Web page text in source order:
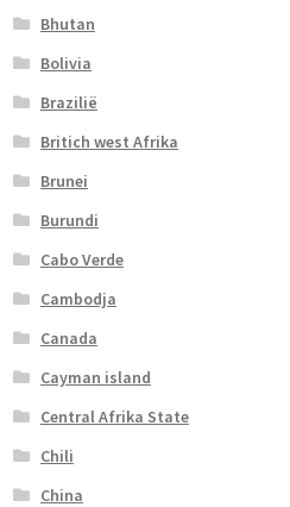
Bhutan
Bolivia
Brazilië
Britich west Afrika
Brunei
Burundi
Cabo Verde
Cambodja
Canada
Cayman island
Central Afrika State
Chili
China